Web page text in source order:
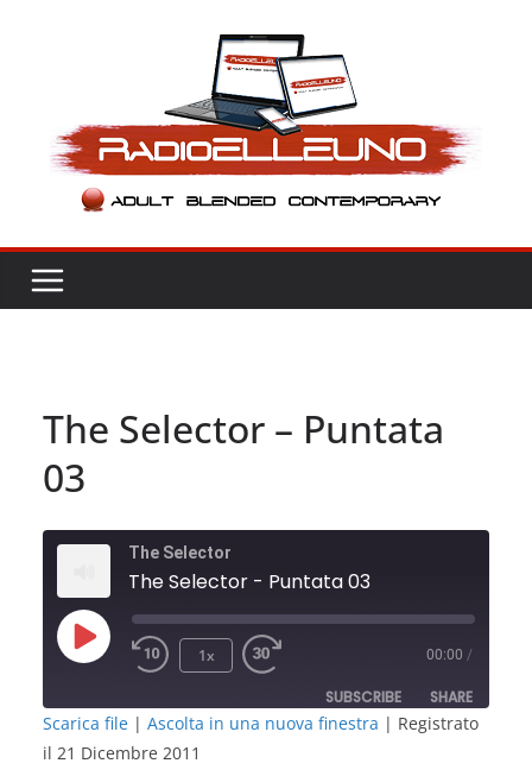
The Selector – Puntata
03
The Selector
The Selector - Puntata 03
Play
1x 00:00 /
SUBSCRIBE SHARE
SHARE
Scarica file | Ascolta in una nuova finestra | Registrato
il 21 Dicembre 2011